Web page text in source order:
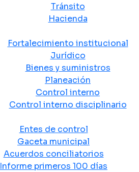
Tránsito
Hacienda
Fortalecimiento institucional
Jurídico
Bienes y suministros
Planeación
Control interno
Control interno disciplinario
Entes de control
Gaceta municipal
Acuerdos conciliatorios
Informe primeros 100 días